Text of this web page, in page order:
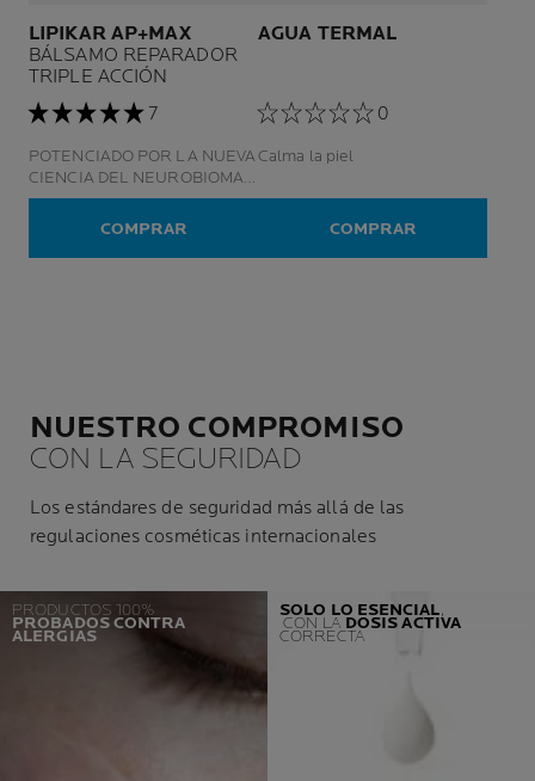
LIPIKAR AP+MAX
BÁLSAMO REPARADOR
TRIPLE ACCIÓN
7
POTENCIADO POR LA NUEVA
CIENCIA DEL NEUROBIOMA
PARA PIELES SECAS Y
SENSIBLES 72 HORAS1 DE
SECA ANTI-REAPARICIÓN:
COMPRAR
AGUA TERMAL
0
Calma la piel
COMPRAR
NUESTRO COMPROMISO
CON LA SEGURIDAD
Los estándares de seguridad más allá de las
regulaciones cosméticas internacionales
PRODUCTOS 100%
PROBADOS CONTRA
ALERGIAS
SOLO LO ESENCIAL,
CON LA DOSIS ACTIVA
CORRECTA